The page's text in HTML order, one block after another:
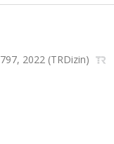
2022 (TRDizin)